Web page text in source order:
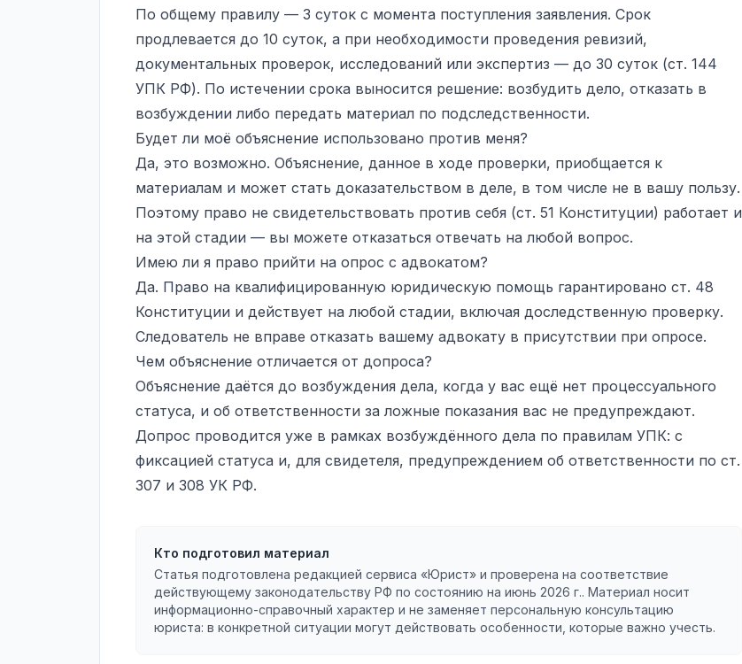
По общему правилу — 3 суток с момента поступления заявления. Срок
продлевается до 10 суток, а при необходимости проведения ревизий,
документальных проверок, исследований или экспертиз — до 30 суток (ст. 144
УПК РФ). По истечении срока выносится решение: возбудить дело, отказать в
возбуждении либо передать материал по подследственности.
Будет ли моё объяснение использовано против меня?
Да, это возможно. Объяснение, данное в ходе проверки, приобщается к
материалам и может стать доказательством в деле, в том числе не в вашу пользу.
Поэтому право не свидетельствовать против себя (ст. 51 Конституции) работает и
на этой стадии — вы можете отказаться отвечать на любой вопрос.
Имею ли я право прийти на опрос с адвокатом?
Да. Право на квалифицированную юридическую помощь гарантировано ст. 48
Конституции и действует на любой стадии, включая доследственную проверку.
Следователь не вправе отказать вашему адвокату в присутствии при опросе.
Чем объяснение отличается от допроса?
Объяснение даётся до возбуждения дела, когда у вас ещё нет процессуального
статуса, и об ответственности за ложные показания вас не предупреждают.
Допрос проводится уже в рамках возбуждённого дела по правилам УПК: с
фиксацией статуса и, для свидетеля, предупреждением об ответственности по ст.
307 и 308 УК РФ.
Кто подготовил материал
Статья подготовлена редакцией сервиса «Юрист» и проверена на соответствие
действующему законодательству РФ по состоянию на июнь 2026 г.. Материал носит
информационно-справочный характер и не заменяет персональную консультацию
юриста: в конкретной ситуации могут действовать особенности, которые важно учесть.